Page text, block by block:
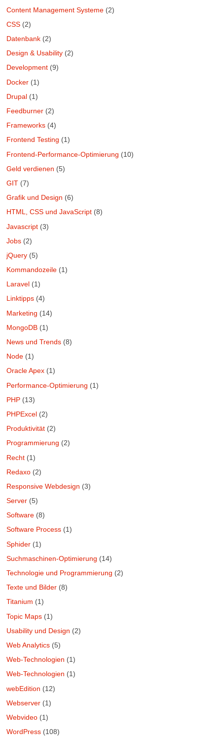
Content Management Systeme (2)
CSS (2)
Datenbank (2)
Design & Usability (2)
Development (9)
Docker (1)
Drupal (1)
Feedburner (2)
Frameworks (4)
Frontend Testing (1)
Frontend-Performance-Optimierung (10)
Geld verdienen (5)
GIT (7)
Grafik und Design (6)
HTML, CSS und JavaScript (8)
Javascript (3)
Jobs (2)
jQuery (5)
Kommandozeile (1)
Laravel (1)
Linktipps (4)
Marketing (14)
MongoDB (1)
News und Trends (8)
Node (1)
Oracle Apex (1)
Performance-Optimierung (1)
PHP (13)
PHPExcel (2)
Produktivität (2)
Programmierung (2)
Recht (1)
Redaxo (2)
Responsive Webdesign (3)
Server (5)
Software (8)
Software Process (1)
Sphider (1)
Suchmaschinen-Optimierung (14)
Technologie und Programmierung (2)
Texte und Bilder (8)
Titanium (1)
Topic Maps (1)
Usability und Design (2)
Web Analytics (5)
Web-Technologien (1)
Web-Technologien (1)
webEdition (12)
Webserver (1)
Webvideo (1)
WordPress (108)